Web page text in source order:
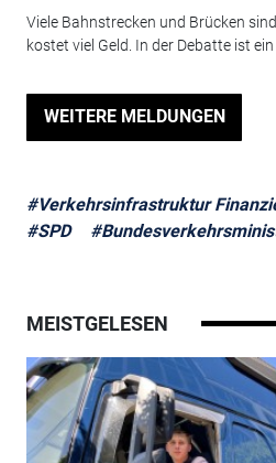
Viele Bahnstrecken und Brücken
kostet viel Geld. In der Debatte ist
WEITERE MELDUNGEN
#Verkehrsinfrastruktur
#SPD
MEISTGELESEN